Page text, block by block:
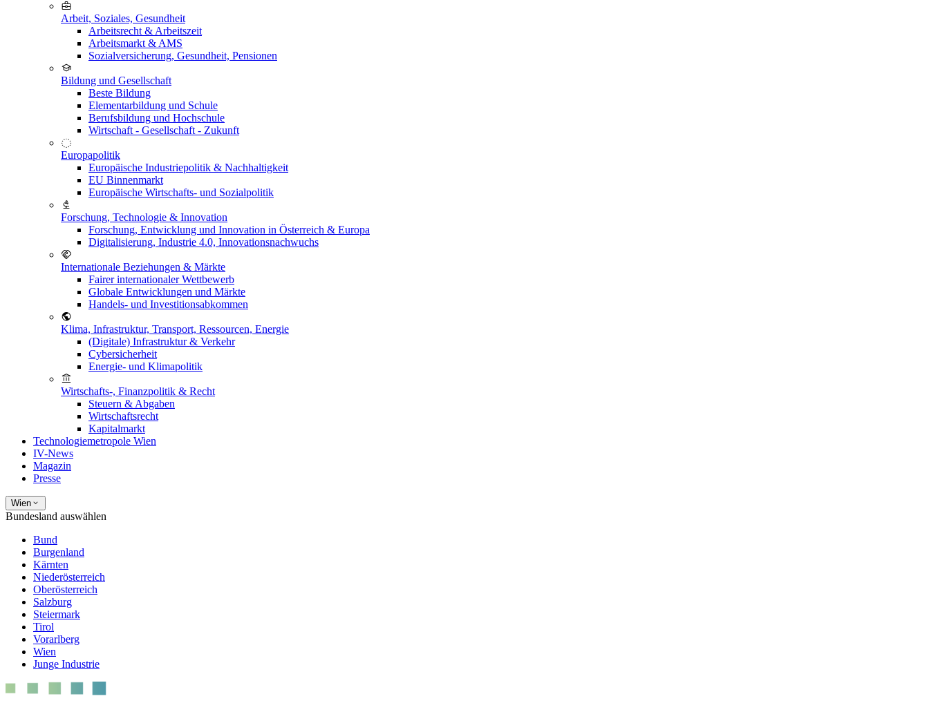
Arbeit, Soziales, Gesundheit
Arbeitsrecht & Arbeitszeit
Arbeitsmarkt & AMS
Sozialversicherung, Gesundheit, Pensionen
Bildung und Gesellschaft
Beste Bildung
Elementarbildung und Schule
Berufsbildung und Hochschule
Wirtschaft - Gesellschaft - Zukunft
Europapolitik
Europäische Industriepolitik & Nachhaltigkeit
EU Binnenmarkt
Europäische Wirtschafts- und Sozialpolitik
Forschung, Technologie & Innovation
Forschung, Entwicklung und Innovation in Österreich & Europa
Digitalisierung, Industrie 4.0, Innovationsnachwuchs
Internationale Beziehungen & Märkte
Fairer internationaler Wettbewerb
Globale Entwicklungen und Märkte
Handels- und Investitionsabkommen
Klima, Infrastruktur, Transport, Ressourcen, Energie
(Digitale) Infrastruktur & Verkehr
Cybersicherheit
Energie- und Klimapolitik
Wirtschafts-, Finanzpolitik & Recht
Steuern & Abgaben
Wirtschaftsrecht
Kapitalmarkt
Technologiemetropole Wien
IV-News
Magazin
Presse
Wien
Bundesland auswählen
Bund
Burgenland
Kärnten
Niederösterreich
Oberösterreich
Salzburg
Steiermark
Tirol
Vorarlberg
Wien
Junge Industrie